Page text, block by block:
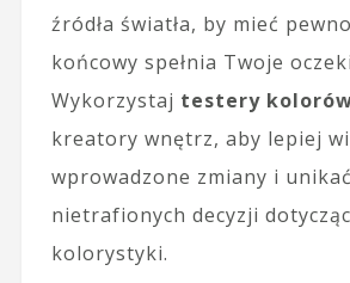
źródła światła, by mieć
końcowy spełnia Twoje
Wykorzystaj testery
kreatory wnętrz, aby lepiej
wprowadzone zmiany i unikać
nietrafionych decyzji
kolorystyki.